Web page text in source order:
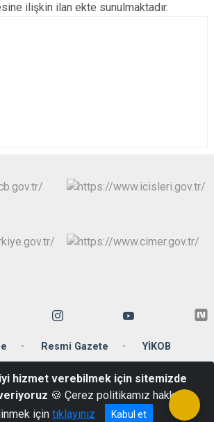
ilişkin ilan ekte sunulmaktadır.
Resmi Gazete YİKOB
34110 Cağaloğlu-Fatih/İstanbul
59 00 Belgegeçer : +90 212 512 20 86
hizmet verebilmek için sitemizde
🍪 Çerez politikamız hakkında
için tıklayınız Kabul et